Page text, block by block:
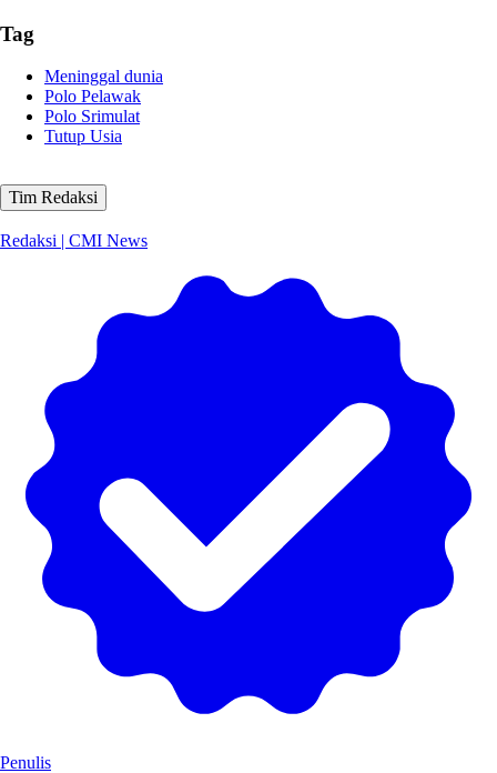
Tag
Meninggal dunia
Polo Pelawak
Polo Srimulat
Tutup Usia
Tim Redaksi
Redaksi | CMI News
Penulis